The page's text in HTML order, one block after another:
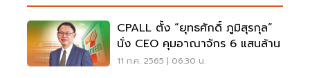
CPALL ตั้ง “ยุทธศักดิ์ ภูมิสุรกุล”
นั่ง CEO คุมอาณาจักร 6 แสนล้าน
11 ก.ค. 2565 | 06:30 น.